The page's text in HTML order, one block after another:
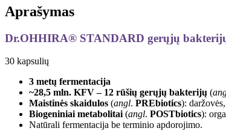
Aprašymas
Dr.OHHIRA® STANDARD gerųjų
30 kapsulių
3 metų fermentacija
~28,5 mln. KFV – 12 rūšių gerųjų bakterijų (
Maistinės skaidulos (angl. PREbiotics):
Biogeniniai metabolitai(angl. POSTbiotics):
Natūrali fermentacija be terminio apdorojimo.